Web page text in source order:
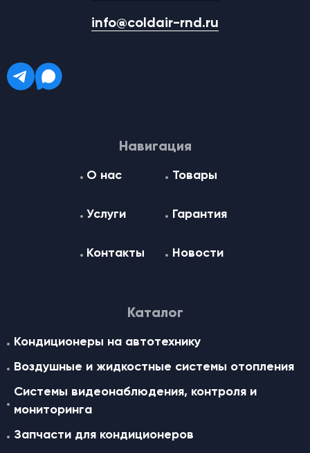
info@coldair-rnd.ru
Навигация
О нас Товары
Услуги Гарантия
Контакты Новости
Каталог
Кондиционеры на автотехнику
Воздушные и жидкостные cистемы отопления
Системы видеонаблюдения, контроля и
мониторинга
Запчасти для кондиционеров